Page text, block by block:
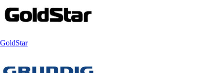
GoldStar